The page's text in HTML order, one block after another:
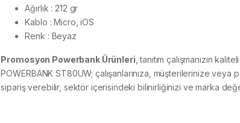
Ağırlık : 212 gr
Kablo : Micro, iOS
Renk : Beyaz
Promosyon Powerbank Ürünleri , tanıtım çalışmanızın
POWERBANK ST80UW; çalışanlarınıza, müşterilerinize
sipariş verebilir, sektör içerisindeki bilinirliğinizi ve marka